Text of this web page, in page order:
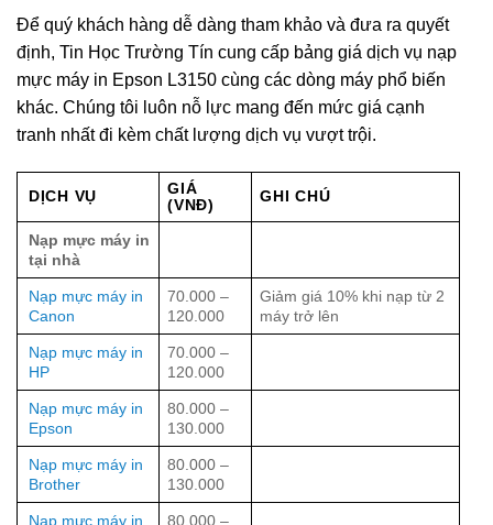
Để quý khách hàng dễ dàng tham khảo và đưa ra quyết
định, Tin Học Trường Tín cung cấp bảng giá dịch vụ nạp
mực máy in Epson L3150 cùng các dòng máy phổ biến
khác. Chúng tôi luôn nỗ lực mang đến mức giá cạnh
tranh nhất đi kèm chất lượng dịch vụ vượt trội.
DỊCH VỤ
GIÁ
(VNĐ)
GHI CHÚ
Nạp mực máy in
tại nhà
Nạp mực máy in
Canon
70.000 –
120.000
Giảm giá 10% khi nạp từ 2
máy trở lên
Nạp mực máy in
HP
70.000 –
120.000
Nạp mực máy in
Epson
80.000 –
130.000
Nạp mực máy in
Brother
80.000 –
130.000
Nạp mực máy in
80.000 –